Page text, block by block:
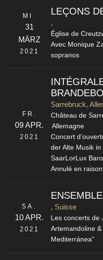
MI.
31
MÄRZ
2021
LEÇONS
,
Église de
Avec Monique
sopranos
FR.
09 APR.
2021
Sarrebruck,
Château de
Allemagne
Concert
der Alte Musik
SaarLorLux
Annulé en
SA.
10 APR.
2021
, Suisse
Les concerts de
Artemandoline
Mediterránea“